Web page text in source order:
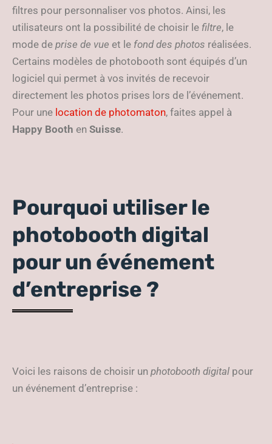
filtres pour personnaliser vos photos. Ainsi, les
utilisateurs ont la possibilité de choisir le filtre, le
mode de prise de vue et le fond des photos réalisées.
Certains modèles de photobooth sont équipés d’un
logiciel qui permet à vos invités de recevoir
directement les photos prises lors de l’événement.
Pour une location de photomaton, faites appel à
Happy Booth en Suisse.
Pourquoi utiliser le
photobooth digital
pour un événement
d’entreprise ?
Voici les raisons de choisir un photobooth digital pour
un événement d’entreprise :